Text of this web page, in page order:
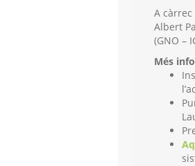
A càrrec
Albert
(GNO –
Més